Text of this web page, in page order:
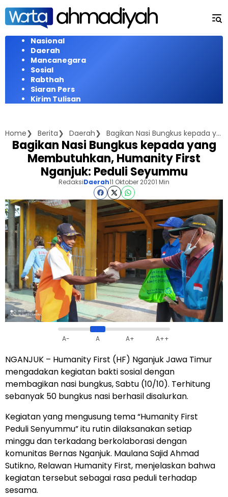
Langsung
konten
Nasional
Daerah
Mancanegara
Sosial
Rabthah
Siaran Pers
Kirim Tulisan
Home Berita Daerah Bagikan Nasi Bungkus kepada yang Membutuhkan, Humanity First Nganjuk: Peduli Seyummu
Bagikan Nasi Bungkus kepada yang
Membutuhkan, Humanity First
Nganjuk: Peduli Seyummu
RedaksiDaerah11 Oktober 20201 Min
A- A A+ A++
NGANJUK – Humanity First (HF) Nganjuk Jawa Timur
mengadakan kegiatan bakti sosial dengan
membagikan nasi bungkus, Sabtu (10/10). Terhitung
sebanyak 50 bungkus nasi berhasil disalurkan.
Kegiatan yang mengusung tema “Humanity First
Peduli Senyummu” itu rutin dilaksanakan setiap
minggu dan terkadang berkolaborasi dengan
komunitas Bernas Nganjuk. Maulana Sajid Ahmad
Sutikno, Relawan Humanity First, menjelaskan bahwa
kegiatan tersebut sebagai rasa peduli terhadap
sesama.